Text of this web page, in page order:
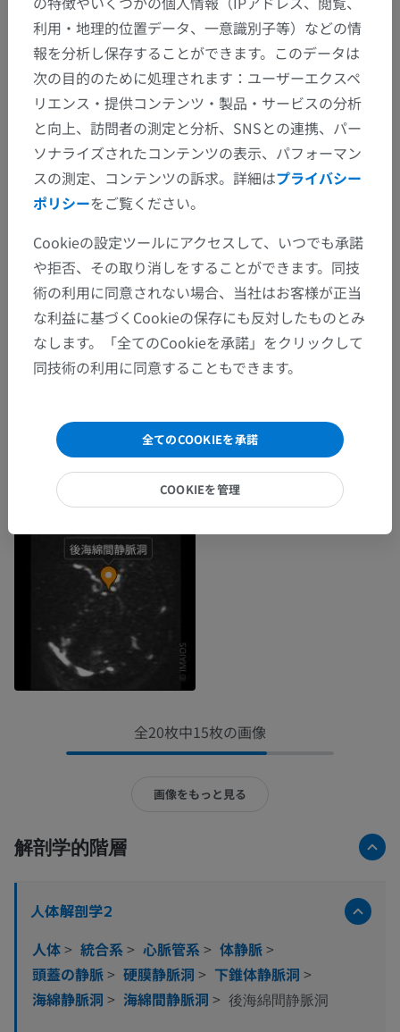
全20枚中15枚の画像
画像をもっと見る
解剖学的階層
人体解剖学2
人体> 統合系> 心脈管系> 体静脈>
頭蓋の静脈> 硬膜静脈洞 > 下錐体静脈洞 >
海綿静脈洞 > 海綿間静脈洞 > 後海綿間静脈洞
利用・地理的位置データ、一意識別子等）などの情
報を分析し保存することができます。このデータは
次の目的のために処理されます：ユーザーエクスペ
リエンス・提供コンテンツ・製品・サービスの分析
と向上、訪問者の測定と分析、SNSとの連携、パー
ソナライズされたコンテンツの表示、パフォーマン
スの測定、コンテンツの訴求。詳細はプライバシー
ポリシーをご覧ください。
Cookieの設定ツールにアクセスして、いつでも承諾
や拒否、その取り消しをすることができます。同技
術の利用に同意されない場合、当社はお客様が正当
な利益に基づくCookieの保存にも反対したものとみ
なします。「全てのCookieを承諾」をクリックして
同技術の利用に同意することもできます。
全てのCOOKIEを承諾
COOKIEを管理